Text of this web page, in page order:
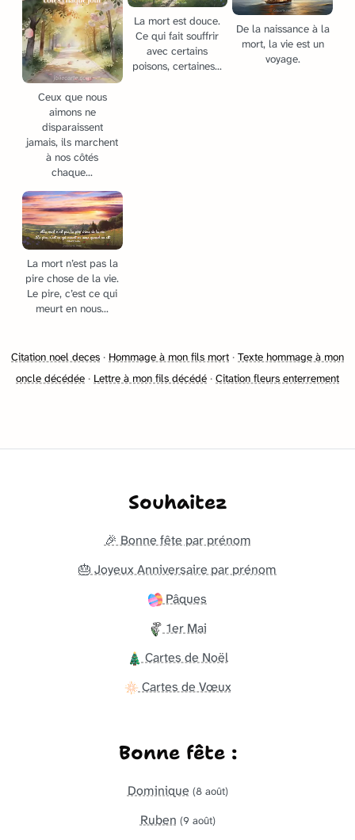
Ceux que nous
aimons ne
disparaissent
jamais, ils marchent
à nos côtés
chaque...
La mort est douce.
Ce qui fait souffrir
avec certains
poisons, certaines...
De la naissance à la
mort, la vie est un
voyage.
La mort n’est pas la
pire chose de la vie.
Le pire, c’est ce qui
meurt en nous...
Citation noel deces · Hommage à mon fils mort · Texte hommage à mon
oncle décédée · Lettre à mon fils décédé · Citation fleurs enterrement
Souhaitez
🎉 Bonne fête par prénom
🎂 Joyeux Anniversaire par prénom
Pâques
1er Mai
Cartes de Noël
Cartes de Vœux
Bonne fête :
Dominique (8 août)
Ruben (9 août)